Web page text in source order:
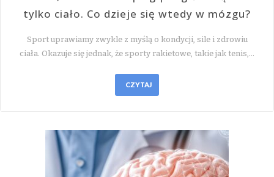
tylko ciało. Co dzieje się wtedy w mózgu?
Sport uprawiamy zwykle z myślą o kondycji, sile i zdrowiu
ciała. Okazuje się jednak, że sporty rakietowe, takie jak tenis,…
CZYTAJ